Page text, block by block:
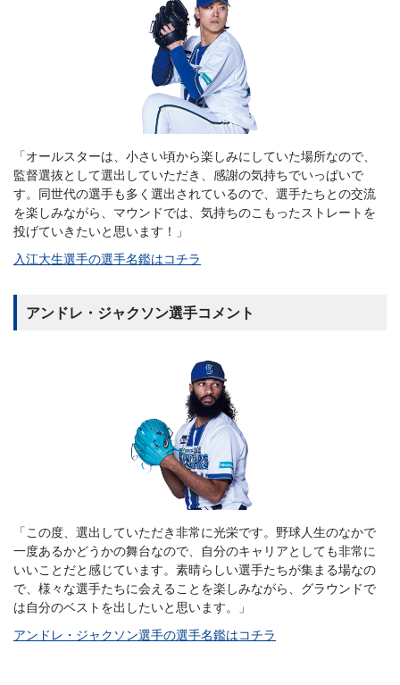
「オールスターは、小さい頃から楽しみにしていた場所なので、
監督選抜として選出していただき、感謝の気持ちでいっぱいで
す。同世代の選手も多く選出されているので、選手たちとの交流
を楽しみながら、マウンドでは、気持ちのこもったストレートを
投げていきたいと思います！」
入江大生選手の選手名鑑はコチラ
アンドレ・ジャクソン選手コメント
「この度、選出していただき非常に光栄です。野球人生のなかで
一度あるかどうかの舞台なので、自分のキャリアとしても非常に
いいことだと感じています。素晴らしい選手たちが集まる場なの
で、様々な選手たちに会えることを楽しみながら、グラウンドで
は自分のベストを出したいと思います。」
アンドレ・ジャクソン選手の選手名鑑はコチラ